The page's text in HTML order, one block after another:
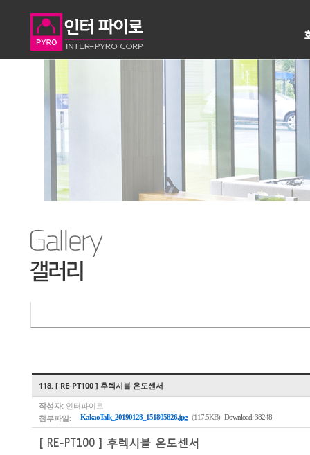
118. [ RE-PT100 ] 후렉시블 온도센서
작성자: 인터파이로
첨부파일:
KakaoTalk_20190128_151805826.jpg (117.5KB) Download: 38248
[ RE-PT100 ] 후렉시블 온도센서